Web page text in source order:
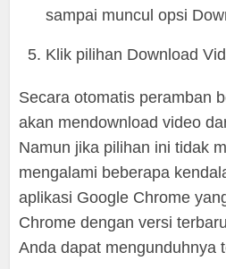
sampai muncul opsi
Klik pilihan Download
Secara otomatis peramban
akan mendownload video
Namun jika pilihan ini tidak
mengalami beberapa
aplikasi Google Chrome
Chrome dengan versi
Anda dapat mengunduhnya